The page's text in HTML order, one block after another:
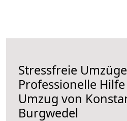
Stressfreie
Professionelle
Umzug von
Burgwedel